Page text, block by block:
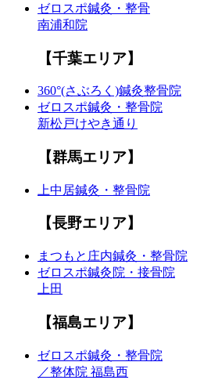
ゼロスポ鍼灸・整骨
南浦和院
【千葉エリア】
360°(さぶろく)鍼灸整骨院
ゼロスポ鍼灸・整骨院
新松戸けやき通り
【群馬エリア】
上中居鍼灸・整骨院
【長野エリア】
まつもと庄内鍼灸・整骨院
ゼロスポ鍼灸院・接骨院
上田
【福島エリア】
ゼロスポ鍼灸・整骨院
／整体院 福島西